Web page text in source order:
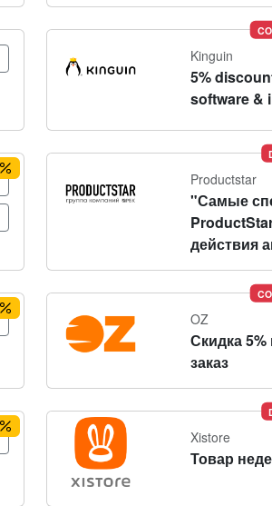
Kinguin
5%
software &
Productstar
"Самые
действия
OZ
Скидка
заказ
Xistore
Товар